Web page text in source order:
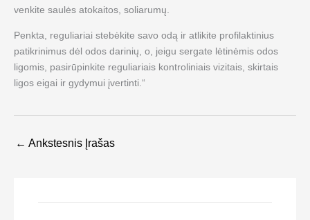
venkite saulės atokaitos, soliarumų.
Penkta, reguliariai stebėkite savo odą ir atlikite profilaktinius
patikrinimus dėl odos darinių, o, jeigu sergate lėtinėmis odos
ligomis, pasirūpinkite reguliariais kontroliniais vizitais, skirtais
ligos eigai ir gydymui įvertinti.“
← Ankstesnis Įrašas